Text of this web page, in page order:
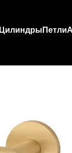
Цилиндры Петли